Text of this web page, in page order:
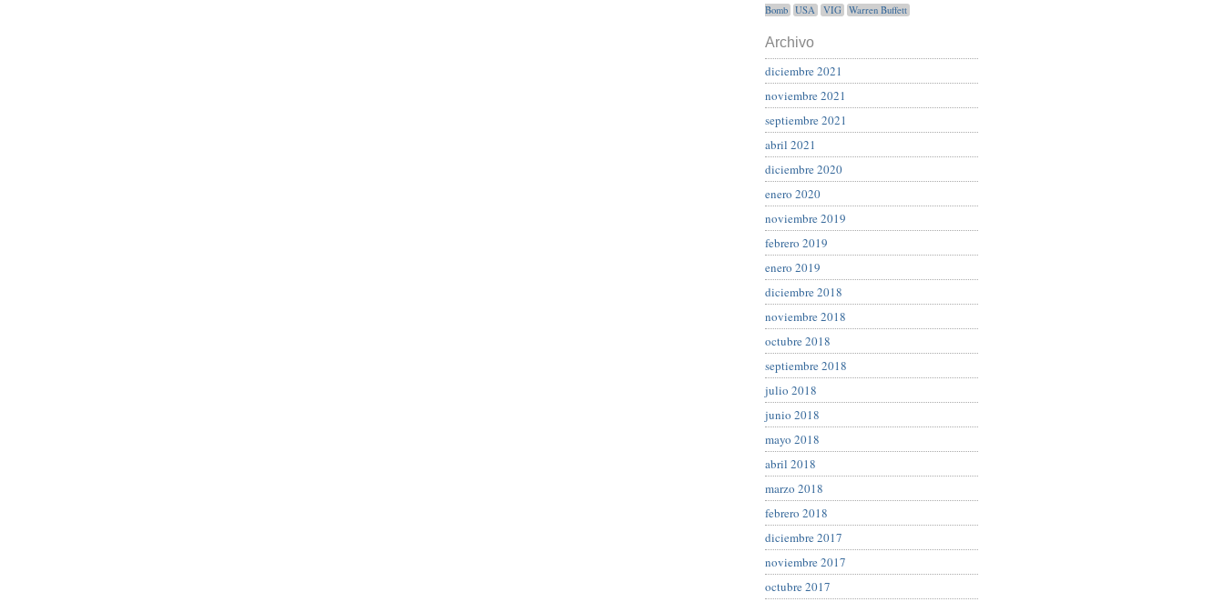
Bomb
USA VIG Warren Buffett
Archivo
diciembre 2021
noviembre 2021
septiembre 2021
abril 2021
diciembre 2020
enero 2020
noviembre 2019
febrero 2019
enero 2019
diciembre 2018
noviembre 2018
octubre 2018
septiembre 2018
julio 2018
junio 2018
mayo 2018
abril 2018
marzo 2018
febrero 2018
diciembre 2017
noviembre 2017
octubre 2017